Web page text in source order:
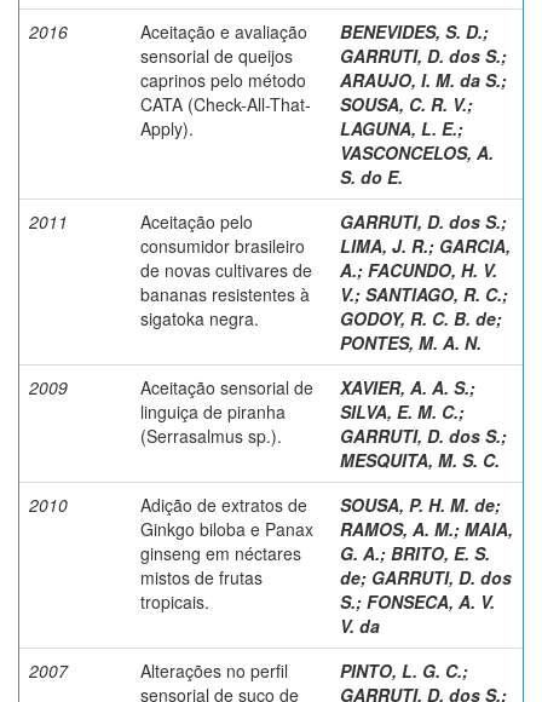
2016
Aceitação e avaliação
sensorial de queijos
caprinos pelo método
CATA (Check-All-That-
Apply).
BENEVIDES, S. D.;
GARRUTI, D. dos S.;
ARAUJO, I. M. da S.;
SOUSA, C. R. V.;
LAGUNA, L. E.;
VASCONCELOS, A.
S. do E.
2011
Aceitação pelo
consumidor brasileiro
de novas cultivares de
bananas resistentes à
sigatoka negra.
GARRUTI, D. dos S.;
LIMA, J. R.; GARCIA,
A.; FACUNDO, H. V.
V.; SANTIAGO, R. C.;
GODOY, R. C. B. de;
PONTES, M. A. N.
2009
Aceitação sensorial de
linguiça de piranha
(Serrasalmus sp.).
XAVIER, A. A. S.;
SILVA, E. M. C.;
GARRUTI, D. dos S.;
MESQUITA, M. S. C.
2010
Adição de extratos de
Ginkgo biloba e Panax
ginseng em néctares
mistos de frutas
tropicais.
SOUSA, P. H. M. de;
RAMOS, A. M.; MAIA,
G. A.; BRITO, E. S.
de; GARRUTI, D. dos
S.; FONSECA, A. V.
V. da
2007
Alterações no perfil
sensorial de suco de
PINTO, L. G. C.;
GARRUTI, D. dos S.;